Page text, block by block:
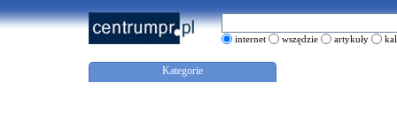
internet wszędzie artykuły
Kategorie